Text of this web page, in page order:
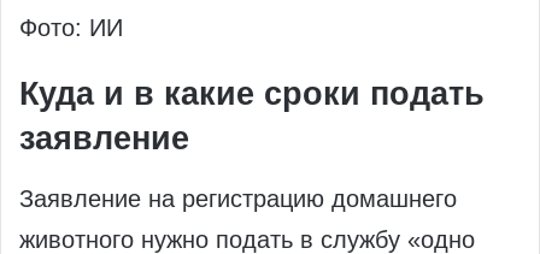
Фото: ИИ
Куда и в какие сроки подать
заявление
Заявление на регистрацию домашнего
животного нужно подать в службу «одно